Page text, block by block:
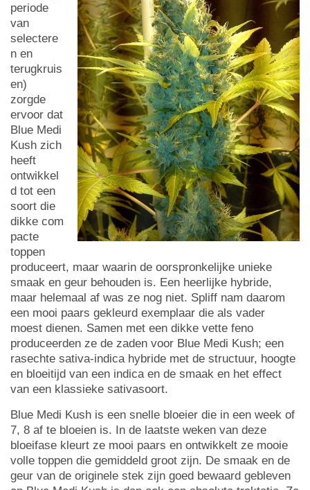
periode
van
selectere
n en
terugkruis
en)
zorgde
ervoor dat
Blue Medi
Kush zich
heeft
ontwikkel
d tot een
soort die
dikke com
pacte
toppen
produceert, maar waarin de oorspronkelijke unieke
smaak en geur behouden is. Een heerlijke hybride,
maar helemaal af was ze nog niet. Spliff nam daarom
een mooi paars gekleurd exemplaar die als vader
moest dienen. Samen met een dikke vette feno
produceerden ze de zaden voor Blue Medi Kush; een
rasechte sativa-indica hybride met de structuur, hoogte
en bloeitijd van een indica en de smaak en het effect
van een klassieke sativasoort.
Blue Medi Kush is een snelle bloeier die in een week of
7, 8 af te bloeien is. In de laatste weken van deze
bloeifase kleurt ze mooi paars en ontwikkelt ze mooie
volle toppen die gemiddeld groot zijn. De smaak en de
geur van de originele stek zijn goed bewaard gebleven